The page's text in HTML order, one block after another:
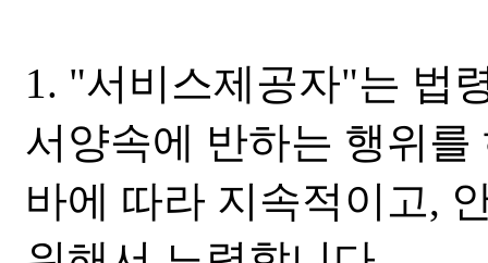
1. "서비스제공자"는 법
서양속에 반하는 행위
바에 따라 지속적이고,